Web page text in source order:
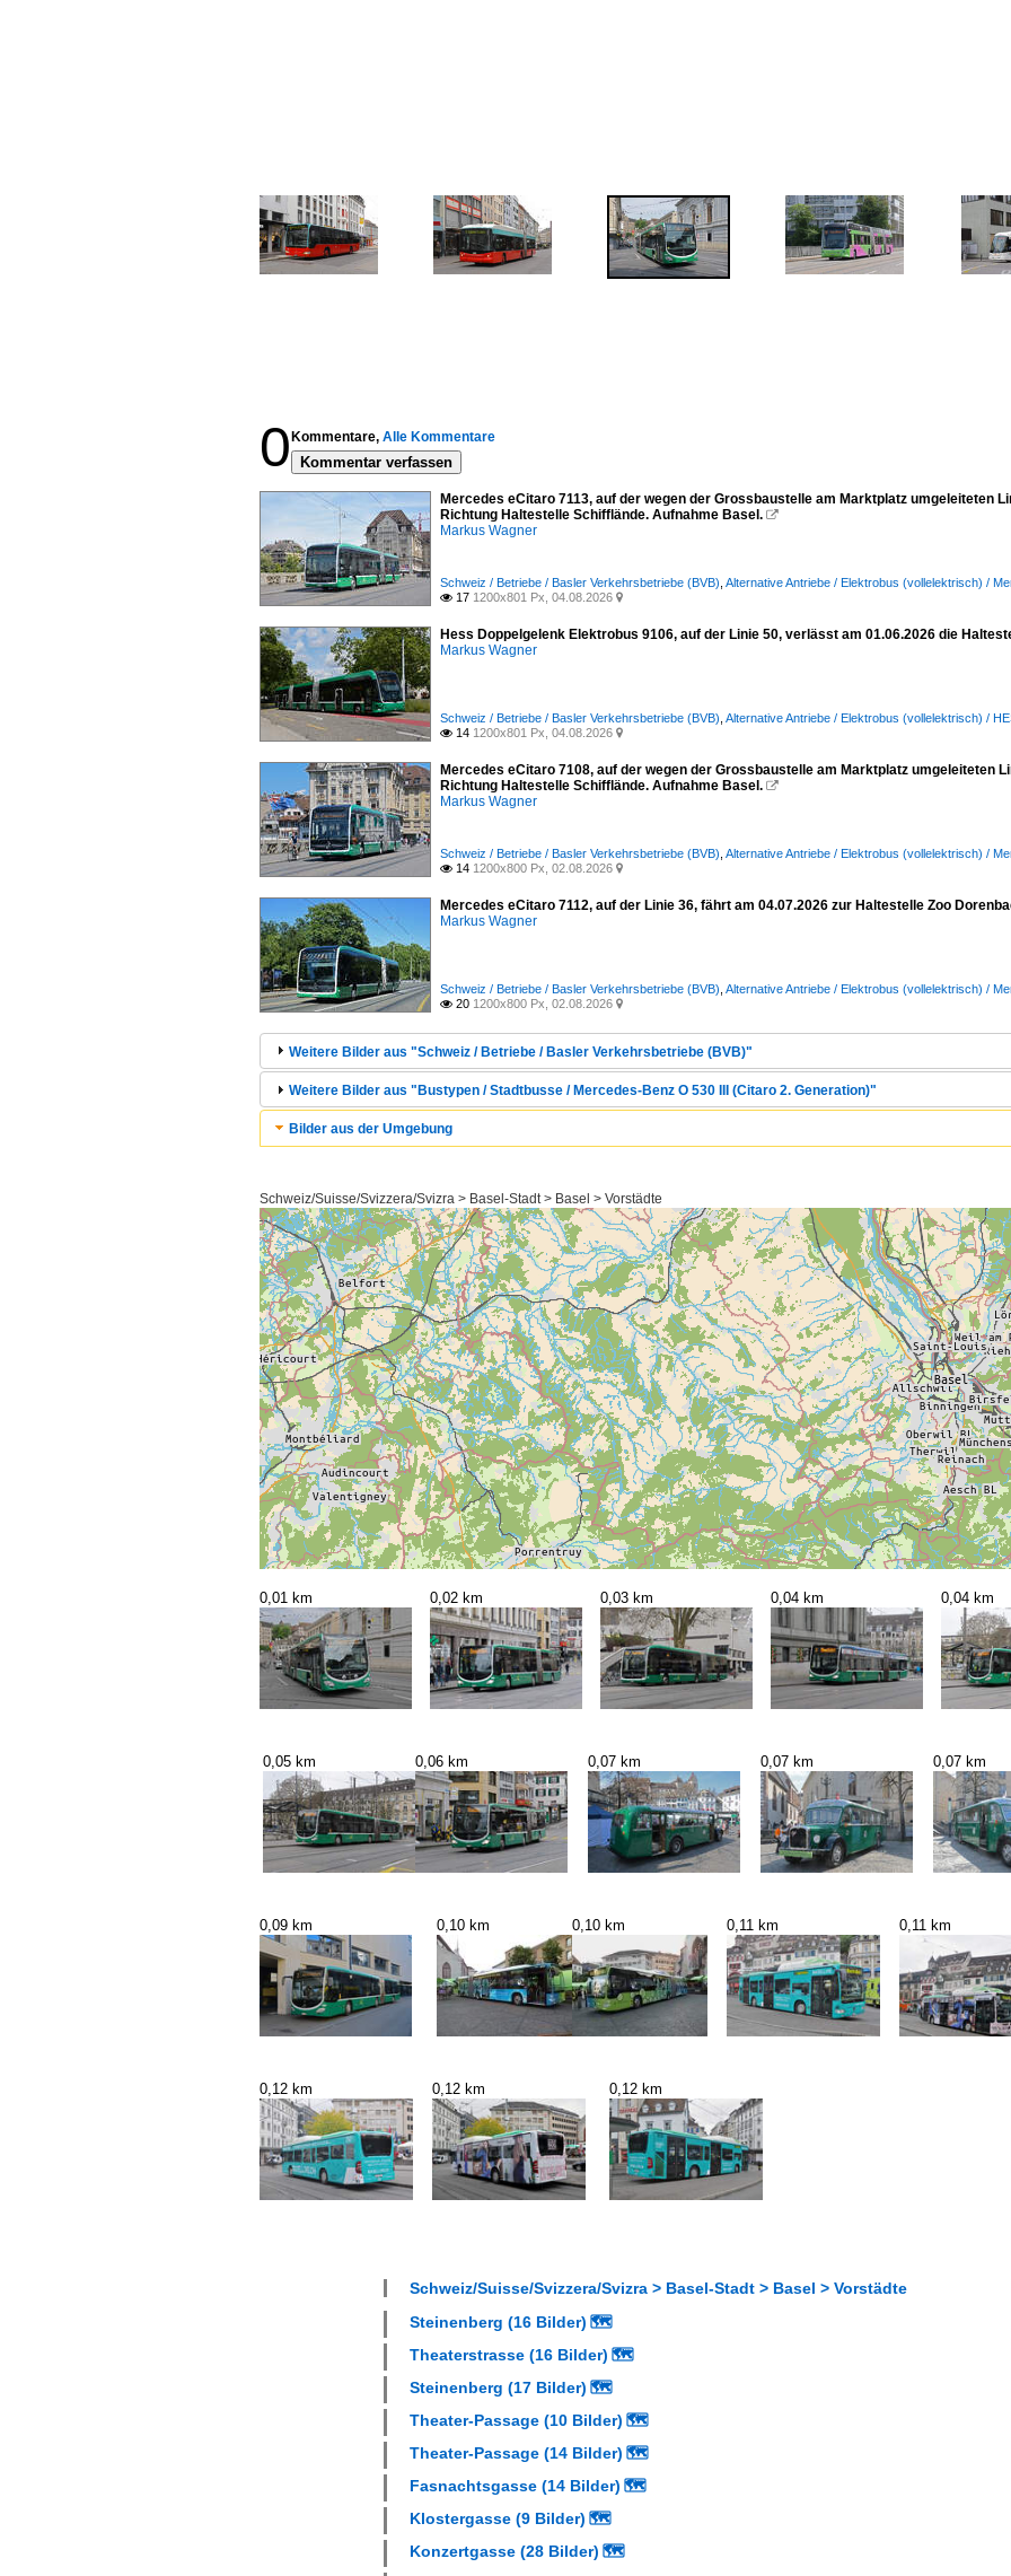
0 Kommentare, Alle Kommentare
Kommentar verfassen
Mercedes eCitaro 7113, auf der wegen der Grossbaustelle am Marktplatz umgeleiteten
Richtung Haltestelle Schifflände. Aufnahme Basel. 
Markus Wagner
Schweiz / Betriebe / Basler Verkehrsbetriebe (BVB) Alternative Antriebe / Elektrobus (vollelektrisch) /
 17 1200x801 Px, 04.08.2026 
Hess Doppelgelenk Elektrobus 9106, auf der Linie 50, verlässt am 01.06.2026 die
Markus Wagner
Schweiz / Betriebe / Basler Verkehrsbetriebe (BVB) Alternative Antriebe / Elektrobus (vollelektrisch) /
 14 1200x801 Px, 04.08.2026 
Mercedes eCitaro 7108, auf der wegen der Grossbaustelle am Marktplatz umgeleiteten
Richtung Haltestelle Schifflände. Aufnahme Basel. 
Markus Wagner
Schweiz / Betriebe / Basler Verkehrsbetriebe (BVB) Alternative Antriebe / Elektrobus (vollelektrisch) /
 14 1200x800 Px, 02.08.2026 
Mercedes eCitaro 7112, auf der Linie 36, fährt am 04.07.2026 zur Haltestelle Zoo
Markus Wagner
Schweiz / Betriebe / Basler Verkehrsbetriebe (BVB) Alternative Antriebe / Elektrobus (vollelektrisch) /
 20 1200x800 Px, 02.08.2026 
Weitere Bilder aus "Schweiz / Betriebe / Basler Verkehrsbetriebe (BVB)"
Weitere Bilder aus "Bustypen / Stadtbusse / Mercedes-Benz O 530 III (Citaro 2. Generation)"
Bilder aus der Umgebung
Schweiz/Suisse/Svizzera/Svizra > Basel-Stadt > Basel > Vorstädte
0,01 km 0,02 km 0,03 km 0,04 km 0,04 km
0,05 km 0,06 km 0,07 km 0,07 km 0,07 km
0,09 km 0,10 km 0,10 km 0,11 km 0,11 km
0,12 km 0,12 km 0,12 km
Schweiz/Suisse/Svizzera/Svizra > Basel-Stadt > Basel > Vorstädte
Steinenberg (16 Bilder) 🗺
Theaterstrasse (16 Bilder) 🗺
Steinenberg (17 Bilder) 🗺
Theater-Passage (10 Bilder) 🗺
Theater-Passage (14 Bilder) 🗺
Fasnachtsgasse (14 Bilder) 🗺
Klostergasse (9 Bilder) 🗺
Konzertgasse (28 Bilder) 🗺